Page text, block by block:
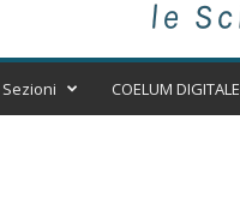
Sezioni COELUM DIGITALE